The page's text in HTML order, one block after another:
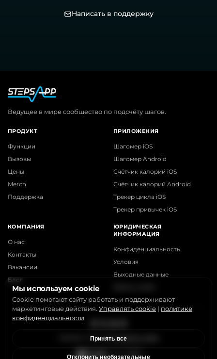
Написать в поддержку
Ведущее в мире сообщество по подсчёту шагов.
ПРОДУКТ
Функции
Вызовы
Цены
Merch
Поддержка
ПРИЛОЖЕНИЯ
Шагомер iOS
Шагомер Android
Счётчик калорий iOS
Счётчик калорий Android
Трекер цикла iOS
Трекер привычек iOS
КОМПАНИЯ
О нас
Контакты
Вакансии
Блог
ЮРИДИЧЕСКАЯ
ИНФОРМАЦИЯ
Конфиденциальность
Условия
Выходные данные
StepsApp © 2015-2026 Управлять cookie
Мы используем cookie
Cookie помогают сайту работать и поддерживают
маркетинговые действия. Управлять cookie | политике
конфиденциальности.
Принять все
Отклонить необязательные